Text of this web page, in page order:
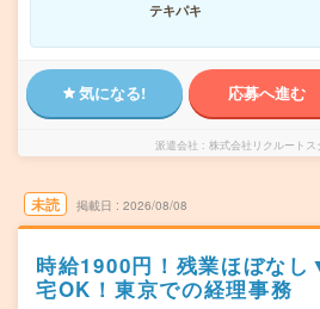
テキパキ
気になる! 応募へ進む
派遣会社 株式会社リクルートス
未読 掲載日 2026/08/08
時給1900円！残業ほぼな
宅OK！東京での経理事務